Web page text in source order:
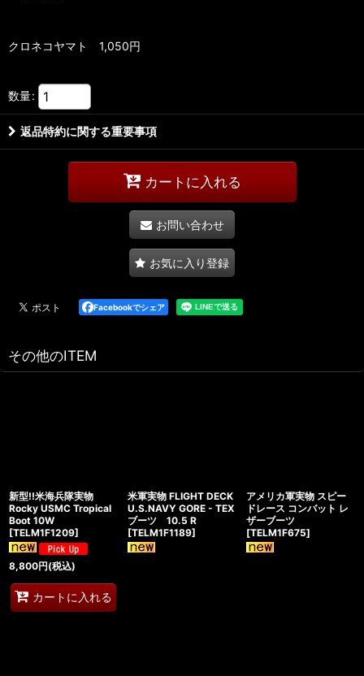
クロネコヤマト 1,050円
数量:
返品特約に関する重要事項
カートに入れる
お問い合わせ
お気に入り登録
Facebookでシェア
その他のITEM
新型!!米海兵隊実物
Rocky USMC Tropical
Boot 10W
[TELM1F1209]
8,800円(税込)
カートに入れる
米軍実物 FLIGHT DECK
U.S.NAVY GORE - TEX
ブーツ 10.5 R
[TELM1F1189]
アメリカ軍実物 スピー
ドレース コンバット レ
ザーブーツ
[TELM1F675]